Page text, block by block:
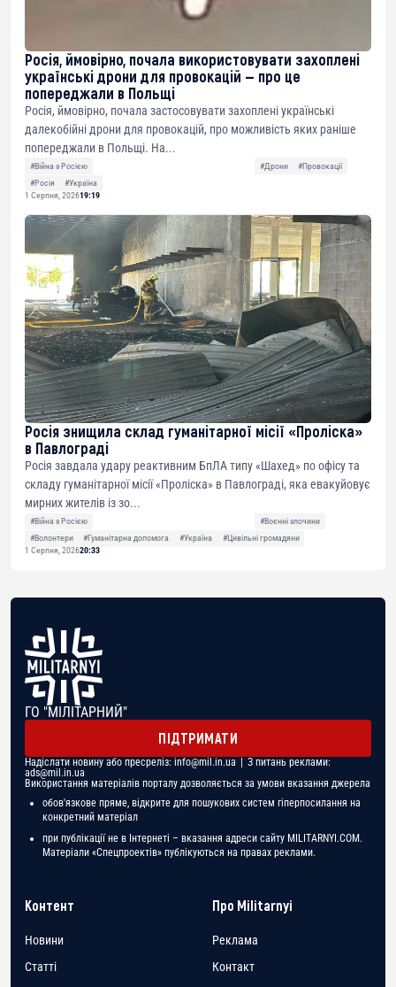
Росія, ймовірно, почала використовувати захоплені
українські дрони для провокацій — про це
попереджали в Польщі
Росія, ймовірно, почала застосовувати захоплені українські
далекобійні дрони для провокацій, про можливість яких раніше
попереджали в Польщі. На...
#Війна з Росією #Дрони
#Провокації
#Росія
#Україна
1 Серпня, 202619:19
Росія знищила склад гуманітарної місії «Проліска»
в Павлограді
Росія завдала удару реактивним БпЛА типу «Шахед» по офісу та
складу гуманітарної місії «Проліска» в Павлограді, яка евакуйовує
мирних жителів із зо...
#Війна з Росією
#Воєнні злочини
#Волонтери
#Гуманітарна допомога #Україна
#Цивільні громадяни
1 Серпня, 202620:33
ГО "МІЛІТАРНИЙ"
ПІДТРИМАТИ
Надіслати новину або пресреліз: info@mil.in.ua | З питань реклами:
ads@mil.in.ua
Використання матеріалів порталу дозволяється за умови вказання джерела
обов'язкове пряме, відкрите для пошукових систем гіперпосилання на
конкретний матеріал
при публікації не в Інтернеті – вказання адреси сайту MILITARNYI.COM.
Матеріали «Спецпроектів» публікуються на правах реклами.
Контент
Новини
Статті
Про Militarnyi
Реклама
Контакт